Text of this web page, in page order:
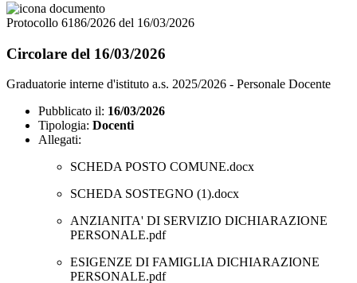
Protocollo 6186/2026 del 16/03/2026
Circolare del 16/03/2026
Graduatorie interne d'istituto a.s. 2025/2026 - Personale Docente
Pubblicato il: 16/03/2026
Tipologia: Docenti
Allegati:
SCHEDA POSTO COMUNE.docx
SCHEDA SOSTEGNO (1).docx
ANZIANITA' DI SERVIZIO DICHIARAZIONE
PERSONALE.pdf
ESIGENZE DI FAMIGLIA DICHIARAZIONE
PERSONALE.pdf